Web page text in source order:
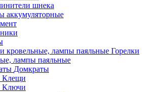
шнека
аккумуляторные
Горелки
лампы паяльные
Домкраты
Клещи
Ключи